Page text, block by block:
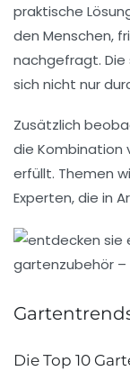
praktische
den Menschen,
nachgefragt.
sich nicht nur
Zusätzlich
die Kombination
erfüllt. Themen
Experten, die in
Die Top 10